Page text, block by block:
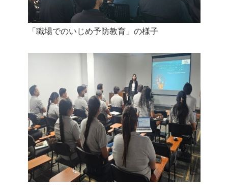
「職場でのいじめ予防教育」の様子